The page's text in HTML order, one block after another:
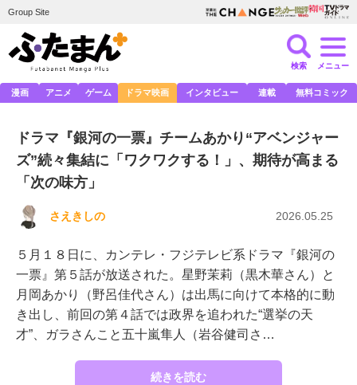
Group Site
検索 メニュー
漫画 アニメ ゲーム ドラマ映画 インタビュー 連載 無料コミック
ドラマ『銀河の一票』チームあかり“アベンジャー
ズ”続々集結に「ワクワクする！」、期待が高まる
「次の味方」
さえきしの 2026.05.25
５月１８日に、カンテレ・フジテレビ系ドラマ『銀河の
一票』第５話が放送された。星野茉莉（黒木華さん）と
月岡あかり（野呂佳代さん）は出馬に向けて本格的に動
き出し、前回の第４話では政界を追われた“選挙の天
才”、ガラさんこと五十嵐隼人（岩谷健司さ…
続きを読む